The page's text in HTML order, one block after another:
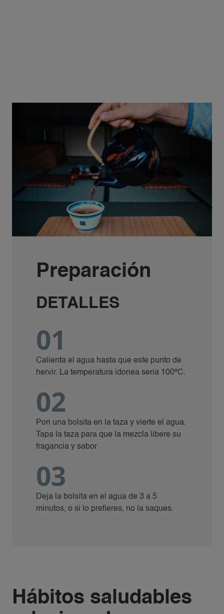
Preparación
DETALLES
01
Calienta el agua hasta que este punto de
hervir. La temperatura idonea seria 100ºC.
02
Pon una bolsita en la taza y vierte el agua.
Tapa la taza para que la mezcla libere su
fragancia y sabor
03
Deja la bolsita en el agua de 3 a 5
minutos, o si lo prefieres, no la saques.
Hábitos saludables